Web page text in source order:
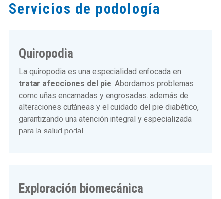
Servicios de podología
Quiropodia
La quiropodia es una especialidad enfocada en
tratar afecciones del pie. Abordamos problemas
como uñas encarnadas y engrosadas, además de
alteraciones cutáneas y el cuidado del pie diabético,
garantizando una atención integral y especializada
para la salud podal.
Exploración biomecánica